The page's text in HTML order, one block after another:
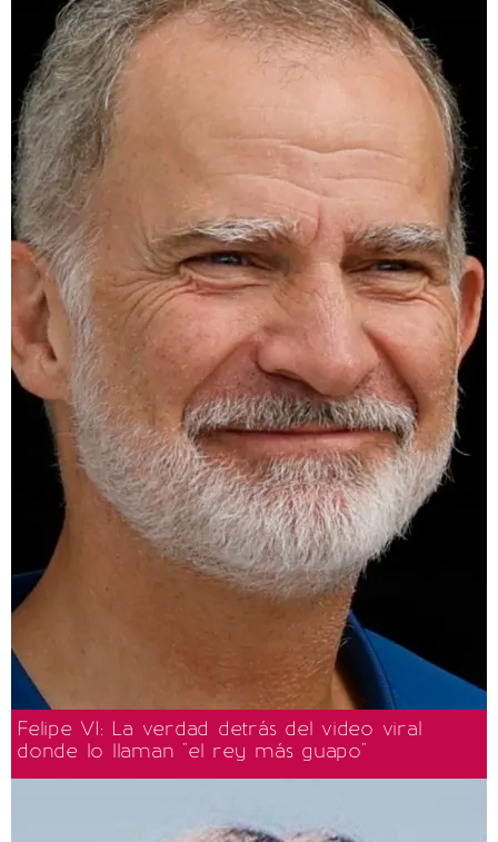
Felipe VI: La verdad detrás del video viral
donde lo llaman "el rey más guapo"